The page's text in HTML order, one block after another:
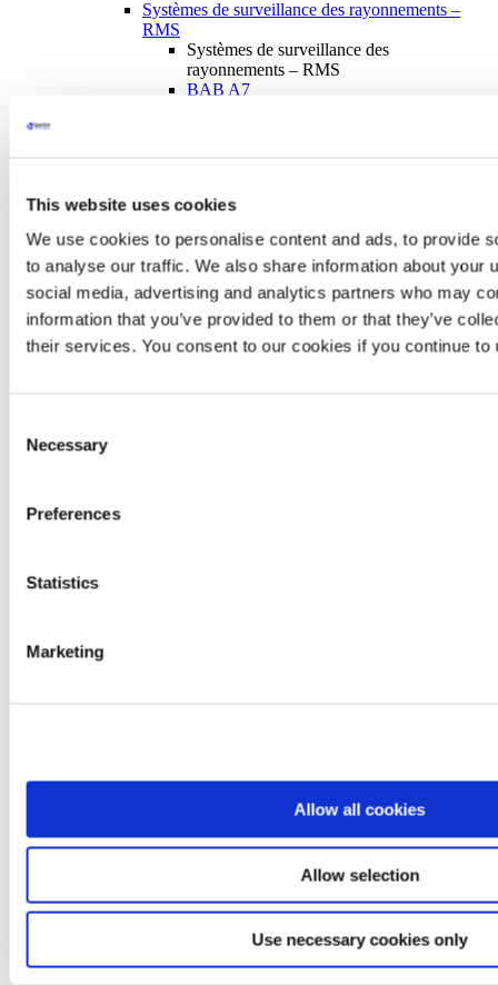
This website uses cookies
We use cookies to personalise content and ads, to provide
to analyse our traffic. We also share information about your
social media, advertising and analytics partners who may
information that you’ve provided to them or that they’ve
their services. You consent to our cookies if you continue to
Selection
Necessary
Preferences
Statistics
Marketing
Allow all cookies
Allow selection
Use necessary cookies only
Systèmes de surveillance des rayonnements –
RMS
Systèmes de surveillance des
rayonnements – RMS
BAB A7
Traitement des déchets
Solutions de Radioprotection
arrow
Solutions de Radioprotection
Contrôleurs de contamination de surface
Dosimètres et Systèmes de Dosimétrie
Saphydose gamma i
Skydose
RiumApp
Radiamètres
Sondes de mesure
SaphyRAD
6150 AD 5 et 6
MiniTRACE CSDF
MiniTRACE γ
RiumStick